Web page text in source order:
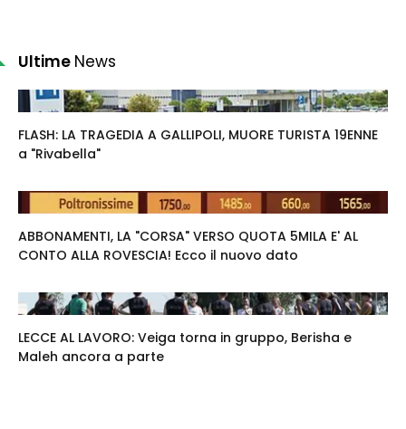
Ultime News
FLASH: LA TRAGEDIA A GALLIPOLI, MUORE TURISTA 19ENNE
a "Rivabella"
ABBONAMENTI, LA "CORSA" VERSO QUOTA 5MILA E' AL
CONTO ALLA ROVESCIA! Ecco il nuovo dato
LECCE AL LAVORO: Veiga torna in gruppo, Berisha e
Maleh ancora a parte